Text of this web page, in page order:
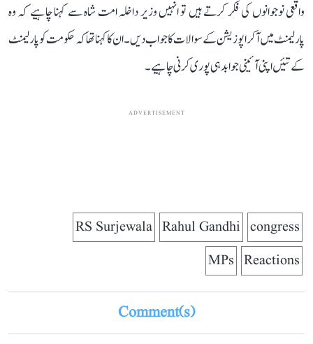
واقعی نوجوانوں کی فکر کرتے ہیں تو انہیں وزیر داخلہ امت شاہ سے کہنا چاہیے کہ وہ
پارلیمنٹ میں آکر اپوزیشن کے سوالات کا جواب دیں۔ ان کا کہنا تھا کہ حکومت کو پارلیمنٹ
کے تئیں اپنی آئینی جوابدہی پوری کرنی چاہیے۔
ADVERTISEMENT
congress
Rahul Gandhi
RS Surjewala
Reactions
MPs
Comment(s)